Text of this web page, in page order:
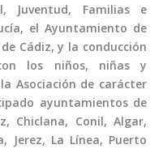
Juventud, Familias e
el Ayuntamiento de
Cádiz, y la conducción
los niños, niñas y
Asociación de carácter
ayuntamientos de
Chiclana, Conil, Algar,
Jerez, La Línea, Puerto